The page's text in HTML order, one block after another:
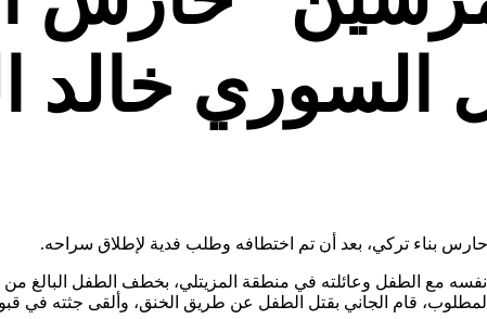
خالد
بناء تركي، بعد أن تم اختطافه وطلب فدية لإطلاق سراحه.